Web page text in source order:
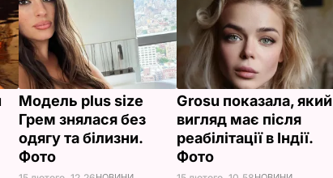
Модель plus size
Грем знялася без
одягу та білизни.
Фото
Grosu показала, який
вигляд має після
реабілітації в Індії.
Фото